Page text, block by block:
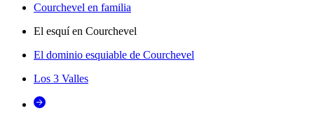
Courchevel en familia
El esquí en Courchevel
El dominio esquiable de Courchevel
Los 3 Valles